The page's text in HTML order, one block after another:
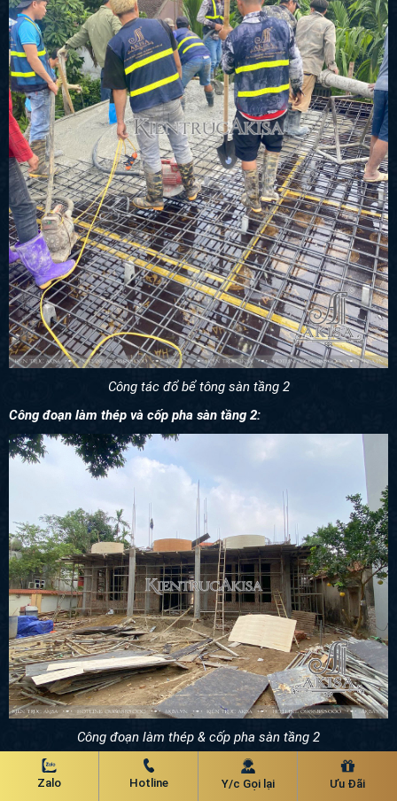
Công tác đổ bể tông sàn tầng 2
Công đoạn làm thép và cốp pha sàn tầng 2:
Công đoạn làm thép & cốp pha sàn tầng 2
Zalo Hotline Y/c Gọi lại Ưu Đãi